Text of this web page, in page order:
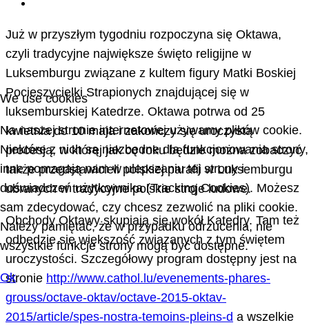
Już w przyszłym tygodniu rozpoczyna się Oktawa,
czyli tradycyjne największe święto religijne w
Luksemburgu związane z kultem figury Matki Boskiej
Pocieszycielki Strapionych znajdującej się w
luksemburskiej Katedrze. Oktawa potrwa od 25
kwietnia do 10 maja i zakończy się uroczystą
procesją, w której jak co roku będzie można zobaczyć
także przedstawicieli polskiej parafii w Luksemburgu
ubranych w tradycyjne polskie stroje ludowe.
Obchody Oktawy skupiają się wokół Katedry. Tam też
odbędzie się większość związanych z tym świętem
uroczystości. Szczegółowy program dostępny jest na
stronie http://www.cathol.lu/evenements-phares-
grouss/octave-oktav/octave-2015-oktav-
2015/article/spes-nostra-temoins-pleins-d a wszelkie
We use cookies
Na naszej stronie internetowej używamy plików cookie.
Niektóre z nich są niezbędne dla funkcjonowania strony,
inne pomagają nam w ulepszaniu tej strony i
doświadczeń użytkownika (Tracking Cookies). Możesz
sam zdecydować, czy chcesz zezwolić na pliki cookie.
Należy pamiętać, że w przypadku odrzucenia, nie
wszystkie funkcje strony mogą być dostępne.
Ok